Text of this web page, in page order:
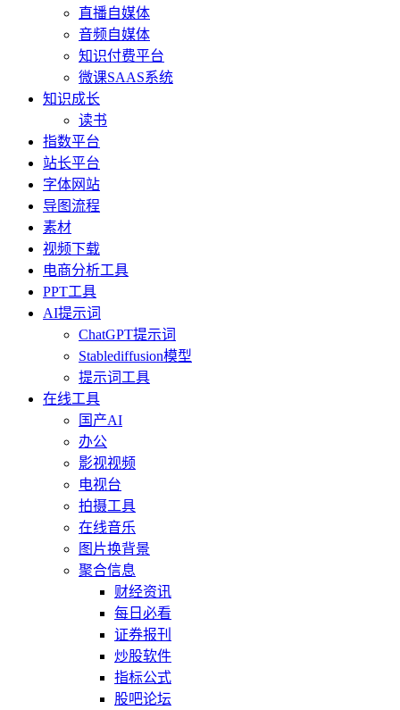
直播自媒体
音频自媒体
知识付费平台
微课SAAS系统
知识成长
读书
指数平台
站长平台
字体网站
导图流程
素材
视频下载
电商分析工具
PPT工具
AI提示词
ChatGPT提示词
Stablediffusion模型
提示词工具
在线工具
国产AI
办公
影视视频
电视台
拍摄工具
在线音乐
图片换背景
聚合信息
财经资讯
每日必看
证券报刊
炒股软件
指标公式
股吧论坛